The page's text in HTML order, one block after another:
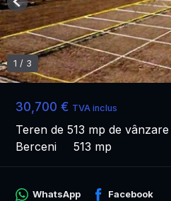
30,700 € TVA inclus
Teren de 513 mp de vânzare
Berceni
513 mp
1 / 3
Previous
WhatsApp Facebook